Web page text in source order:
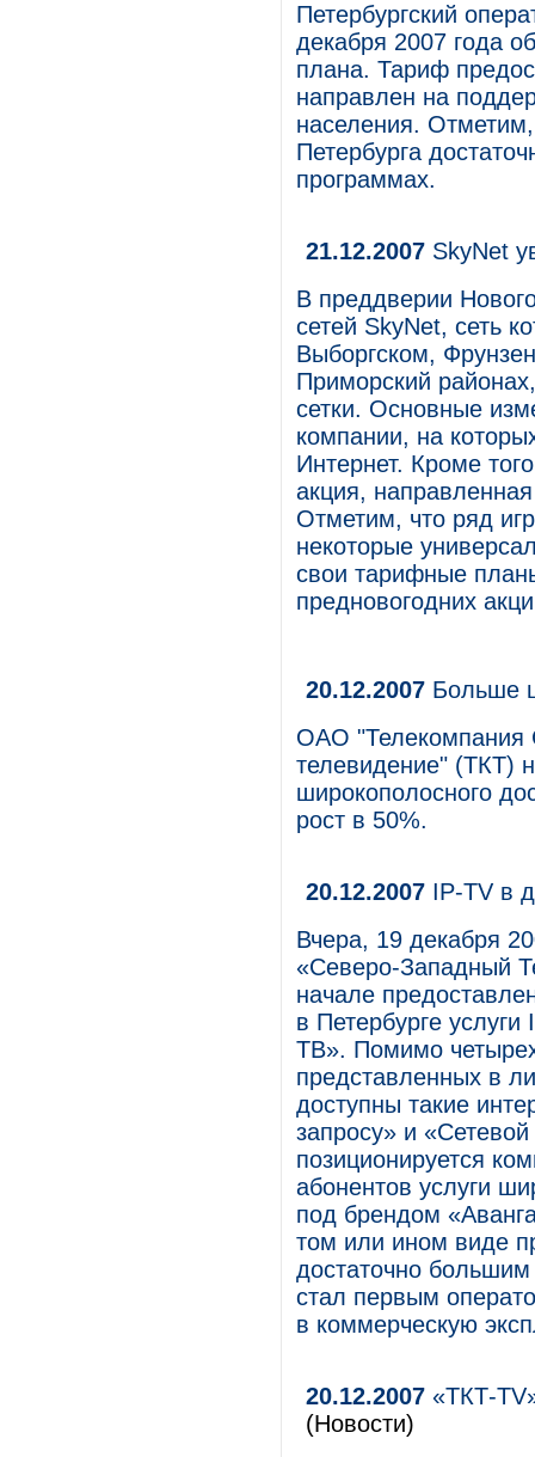
Петербургский
декабря 2007 года
плана. Тариф
направлен на
населения. Отметим,
Петербурга
программах.
21.12.2007 SkyNet
В преддверии
сетей SkyNet, сеть
Выборгском,
Приморский
сетки. Основные
компании, на
Интернет. Кроме
акция,
Отметим, что ряд
некоторые
свои тарифные
предновогодних
20.12.2007 Больше
ОАО "Телекомпания
телевидение" (ТКТ)
широкополосного
рост в 50%.
20.12.2007 IP-TV в
Вчера, 19 декабря
«Северо-Западный
начале
в Петербурге
ТВ». Помимо
представленных в
доступны такие
запросу» и
позиционируется
абонентов услуги
под брендом
том или ином виде
достаточно
стал первым
в коммерческую
20.12.2007 «ТКТ-
(Новости)